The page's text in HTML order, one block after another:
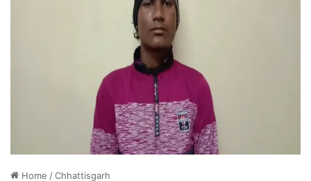
Home /Chhattisgarh